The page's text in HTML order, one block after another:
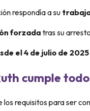
respondía a su
forzadatras su
el 4 de julio de 2025
cumple
los requisitos para ser